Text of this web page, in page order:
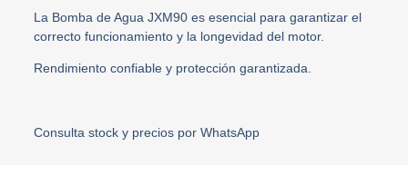
La Bomba de Agua JXM90 es esencial para garantizar el
correcto funcionamiento y la longevidad del motor.
Rendimiento confiable y protección garantizada.
Consulta stock y precios por WhatsApp